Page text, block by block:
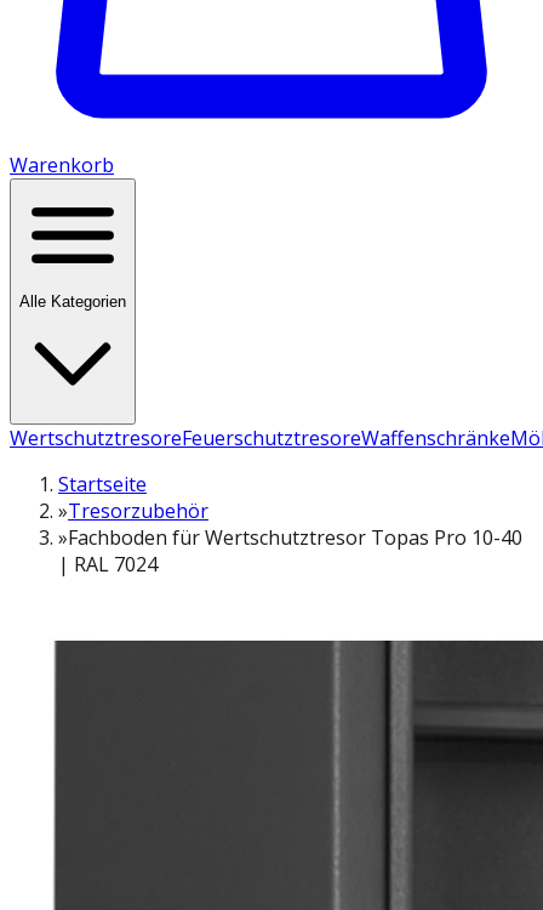
Warenkorb
Alle Kategorien
WertschutztresoreFeuerschutztresoreWaffenschränke
Startseite
»Tresorzubehör
»Fachboden für Wertschutztresor Topas Pro 10-40
| RAL 7024